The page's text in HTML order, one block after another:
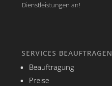
Dienstleistungen an!
SERVICES BEAUFTRAGEN
Beauftragung
Preise